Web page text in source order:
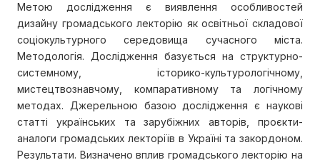
Метою дослідження є виявлення особливостей
дизайну громадського лекторію як освітньої складової
соціокультурного середовища сучасного міста.
Методологія. Дослідження базується на структурно-
системному, історико-культурологічному,
мистецтвознавчому, компаративному та логічному
методах. Джерельною базою дослідження є наукові
статті українських та зарубіжних авторів, проєкти-
аналоги громадських лекторіїв в Україні та закордоном.
Результати. Визначено вплив громадського лекторію на